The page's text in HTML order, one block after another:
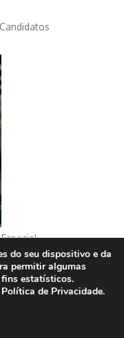
por
do seu dispositivo e da
permitir algumas
estatísticos.
de Privacidade.
Cookie Banner